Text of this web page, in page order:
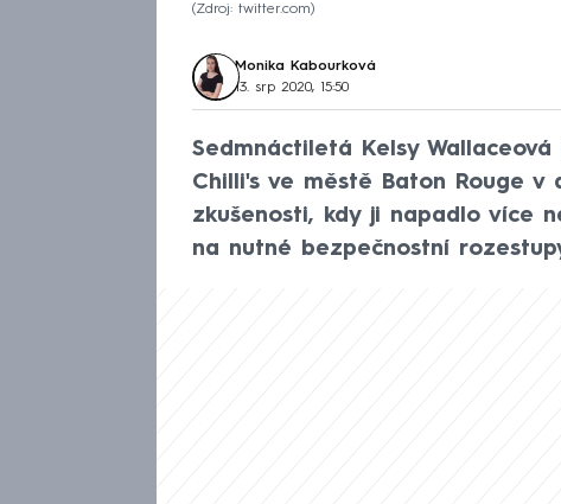
Zdroj: twitter.com
Monika Kabourková
13. srp 2020, 15:50
Sedmnáctiletá Kelsy
Chilli's ve městě Baton Rouge v
zkušenosti, kdy ji napadlo více
na nutné bezpečnostní